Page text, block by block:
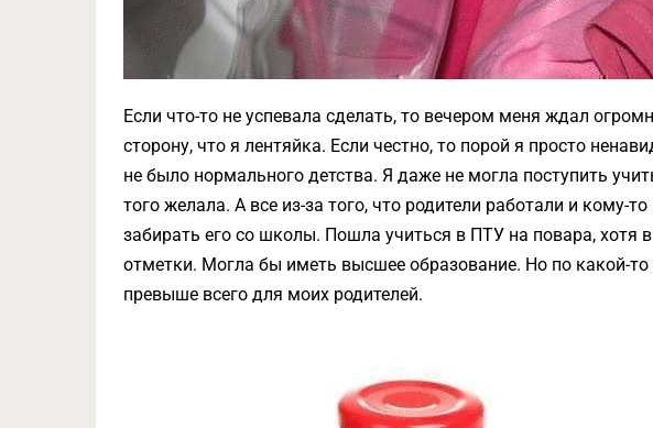
Если что-то не успевала сделать, то вечером меня ждал
сторону, что я лентяйка. Если честно, то порой я просто
не было нормального детства. Я даже не могла поступить
того желала. А все из-за того, что родители работали и кому-
забирать его со школы. Пошла учиться в ПТУ на повара, хотя
отметки. Могла бы иметь высшее образование. Но по какой-
превыше всего для моих родителей.